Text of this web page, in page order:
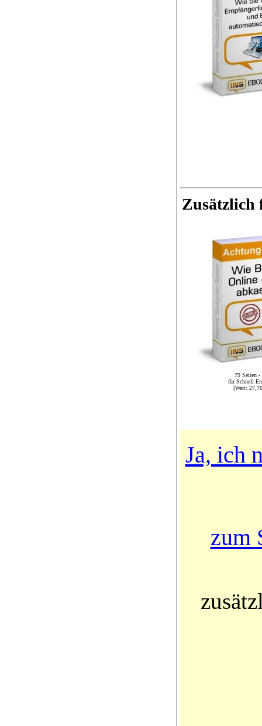
Zusätzlich
79 Seiten -
für Schnell-
[Wert: 2
Ja, ich
zum